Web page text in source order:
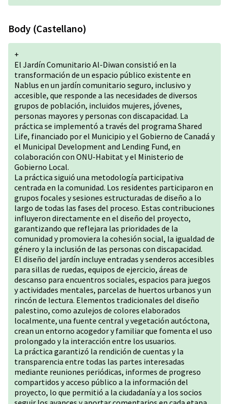
Body (Castellano)
+
El Jardín Comunitario Al-Diwan consistió en la
transformación de un espacio público existente en
Nablus en un jardín comunitario seguro, inclusivo y
accesible, que responde a las necesidades de diversos
grupos de población, incluidos mujeres, jóvenes,
personas mayores y personas con discapacidad. La
práctica se implementó a través del programa Shared
Life, financiado por el Municipio y el Gobierno de Canadá y
el Municipal Development and Lending Fund, en
colaboración con ONU-Habitat y el Ministerio de
Gobierno Local.
La práctica siguió una metodología participativa
centrada en la comunidad. Los residentes participaron en
grupos focales y sesiones estructuradas de diseño a lo
largo de todas las fases del proceso. Estas contribuciones
influyeron directamente en el diseño del proyecto,
garantizando que reflejara las prioridades de la
comunidad y promoviera la cohesión social, la igualdad de
género y la inclusión de las personas con discapacidad.
El diseño del jardín incluye entradas y senderos accesibles
para sillas de ruedas, equipos de ejercicio, áreas de
descanso para encuentros sociales, espacios para juegos
y actividades mentales, parcelas de huertos urbanos y un
rincón de lectura. Elementos tradicionales del diseño
palestino, como azulejos de colores elaborados
localmente, una fuente central y vegetación autóctona,
crean un entorno acogedor y familiar que fomenta el uso
prolongado y la interacción entre los usuarios.
La práctica garantizó la rendición de cuentas y la
transparencia entre todas las partes interesadas
mediante reuniones periódicas, informes de progreso
compartidos y acceso público a la información del
proyecto, lo que permitió a la ciudadanía y a los socios